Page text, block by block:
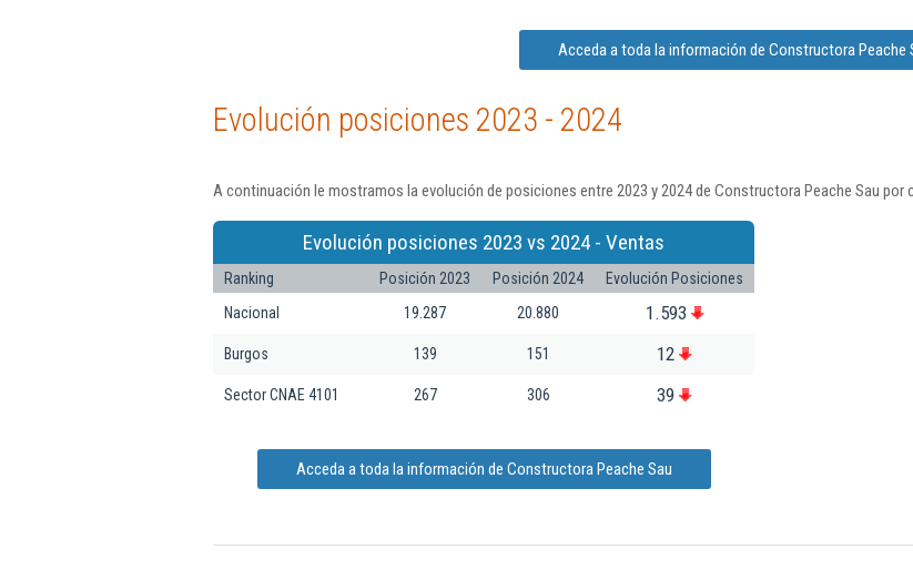
Acceda a toda la información de Constructora Peache
Evolución posiciones 2023 - 2024
A continuación le mostramos la evolución de posiciones entre 2023 y 2024 de Constructora Peache Sau por
Evolución posiciones 2023 vs 2024 - Ventas
Ranking Posición 2023 Posición 2024
Evolución Posiciones
Nacional
19.287 20.880 1.593
Burgos 139 151 12
Sector CNAE 4101 267 306 39
Acceda a toda la información de Constructora Peache Sau